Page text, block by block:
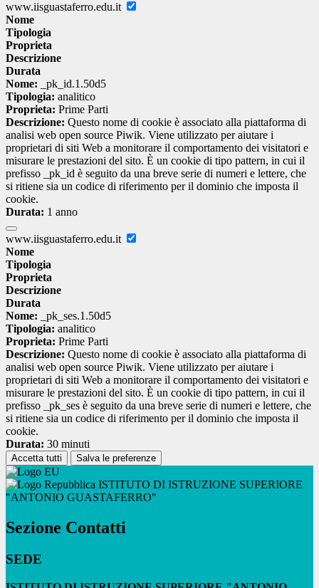
www.iisguastaferro.edu.it
Nome
Tipologia
Proprieta
Descrizione
Durata
Nome: _pk_id.1.50d5
Tipologia: analitico
Proprieta: Prime Parti
Descrizione: Questo nome di cookie è associato alla piattaforma di
analisi web open source Piwik. Viene utilizzato per aiutare i
proprietari di siti Web a monitorare il comportamento dei visitatori e
misurare le prestazioni del sito. È un cookie di tipo pattern, in cui il
prefisso _pk_id è seguito da una breve serie di numeri e lettere, che
si ritiene sia un codice di riferimento per il dominio che imposta il
cookie.
Durata: 1 anno
www.iisguastaferro.edu.it
Nome
Tipologia
Proprieta
Descrizione
Durata
Nome: _pk_ses.1.50d5
Tipologia: analitico
Proprieta: Prime Parti
Descrizione: Questo nome di cookie è associato alla piattaforma di
analisi web open source Piwik. Viene utilizzato per aiutare i
proprietari di siti Web a monitorare il comportamento dei visitatori e
misurare le prestazioni del sito. È un cookie di tipo pattern, in cui il
prefisso _pk_ses è seguito da una breve serie di numeri e lettere, che
si ritiene sia un codice di riferimento per il dominio che imposta il
cookie.
Durata: 30 minuti
Accetta tutti Salva le preferenze
ISTITUTO DI ISTRUZIONE SUPERIORE
"ANTONIO GUASTAFERRO"
Sezione Contatti
SEDE